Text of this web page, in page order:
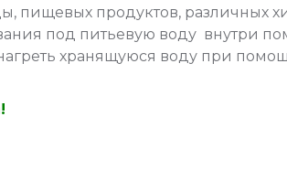
пищевых продуктов, различных
под питьевую воду внутри
хранящуюся воду при